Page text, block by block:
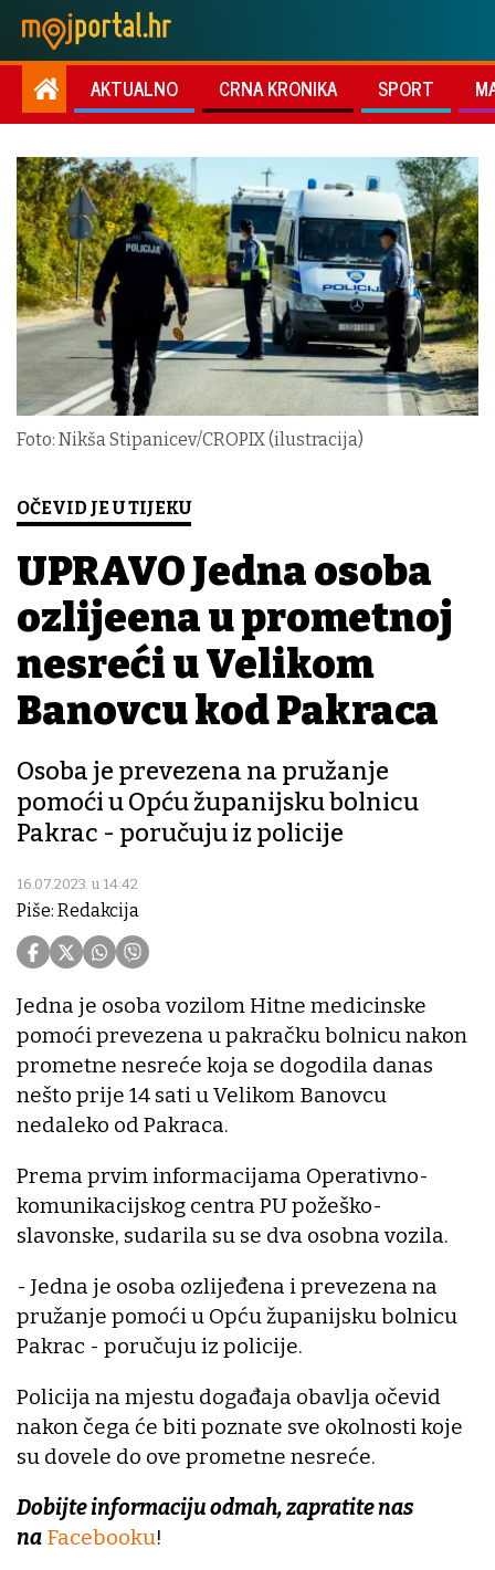
AKTUALNO CRNA KRONIKA SPORT
Foto: Nikša Stipanicev/CROPIX (ilustracija)
OČEVID JE U TIJEKU
UPRAVO Jedna osoba
ozlijeđena u prometnoj
nesreći u Velikom
Banovcu kod Pakraca
Osoba je prevezena na pružanje
pomoći u Opću županijsku bolnicu
Pakrac - poručuju iz policije
16.07.2023. u 14:42
Piše: Redakcija
Jedna je osoba vozilom Hitne medicinske
pomoći prevezena u pakračku bolnicu nakon
prometne nesreće koja se dogodila danas
nešto prije 14 sati u Velikom Banovcu
nedaleko od Pakraca.
Prema prvim informacijama Operativno-
komunikacijskog centra PU požeško-
slavonske, sudarila su se dva osobna vozila.
- Jedna je osoba ozlijeđena i prevezena na
pružanje pomoći u Opću županijsku bolnicu
Pakrac - poručuju iz policije.
Policija na mjestu događaja obavlja očevid
nakon čega će biti poznate sve okolnosti koje
su dovele do ove prometne nesreće.
Dobijte informaciju odmah, zapratite nas
na Facebooku!